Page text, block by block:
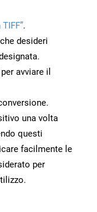
.
desideri
avviare il
una volta
questi
facilmente le
per